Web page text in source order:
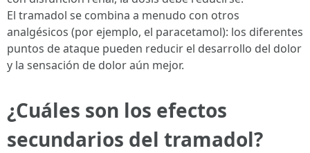
El tramadol se combina a menudo con otros
analgésicos (por ejemplo, el paracetamol): los diferentes
puntos de ataque pueden reducir el desarrollo del dolor
y la sensación de dolor aún mejor.
¿Cuáles son los efectos
secundarios del tramadol?